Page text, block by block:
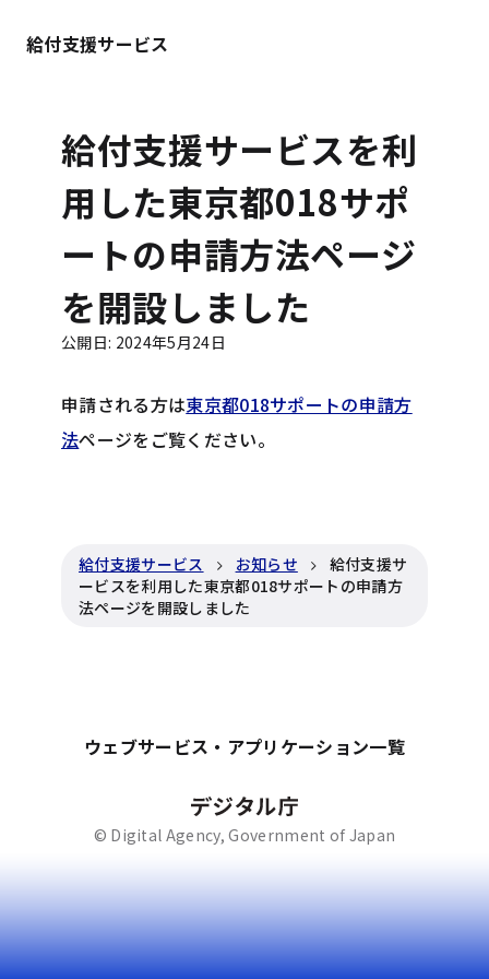
給付支援サービス
給付支援サービスを利
用した東京都018サポ
ートの申請方法ページ
を開設しました
公開日: 2024年5月24日
申請される方は東京都018サポートの申請方
法ページをご覧ください。
給付支援サービス お知らせ
給付支援サ
ービスを利用した東京都018サポートの申請方
法ページを開設しました
ウェブサービス・アプリケーション一覧
© Digital Agency, Government of Japan